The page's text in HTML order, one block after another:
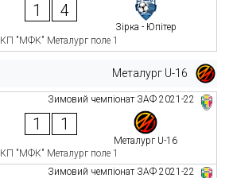
1 4
Зірка - Юпітер
КП "МФК" Металург поле 1
Металург U-16
Зимовий чемпіонат ЗАФ 2021-22
1 1
Металург U-16
КП "МФК" Металург поле 1
Зимовий чемпіонат ЗАФ 2021-22